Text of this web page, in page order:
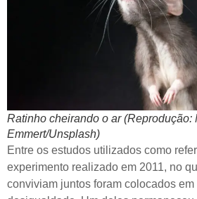
Ratinho cheirando o ar (Reprodução:
Emmert/Unsplash)
Entre os estudos utilizados como
experimento realizado em 2011, no
conviviam juntos foram colocados